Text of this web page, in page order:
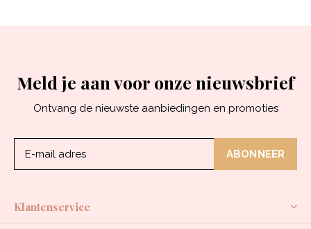
Meld je aan voor onze nieuwsbrief
Ontvang de nieuwste aanbiedingen en promoties
ABONNEER
Klantenservice